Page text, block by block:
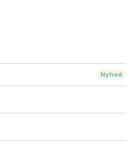
Nyhed